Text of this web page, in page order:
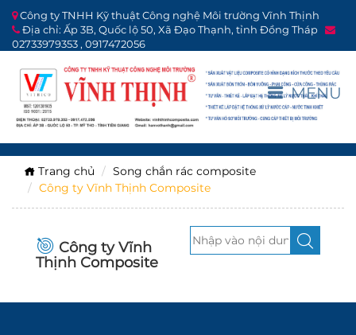
Công ty TNHH Kỹ thuật Công nghệ Môi trường Vĩnh Thịnh
Địa chỉ: Ấp 3B, Quốc lộ 50, Xã Đạo Thạnh, tỉnh Đồng Tháp
02733979353 , 0917472056
Trang chủ
Song chắn rác composite
Công ty Vĩnh Thịnh Composite
Công ty Vĩnh
Thịnh Composite
MENU